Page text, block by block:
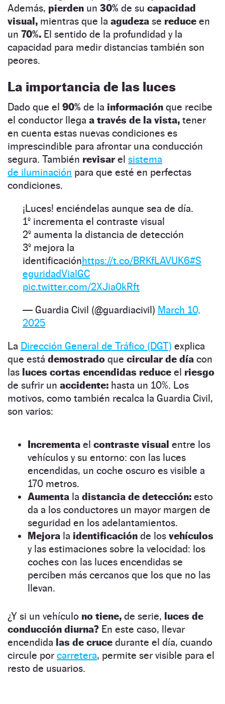
Además, pierden un 30% de su capacidad
visual, mientras que la agudeza se reduce en
un 70%. El sentido de la profundidad y la
capacidad para medir distancias también son
peores.
La importancia de las luces
Dado que el 90% de la información que recibe
el conductor llega a través de la vista, tener
en cuenta estas nuevas condiciones es
imprescindible para afrontar una conducción
segura. También revisarel sistema
de iluminación para que esté en perfectas
condiciones.
¡Luces! enciéndelas aunque sea de día.
1º incrementa el contraste visual
2º aumenta la distancia de detección
3º mejora la
identificaciónhttps://t.co/BRKfLAVUK6#S
eguridadVialGC
pic.twitter.com/2XJia0kRft
— Guardia Civil (@guardiacivil) March 10,
2025
La Dirección General de Tráfico (DGT) explica
que está demostrado que circular de día con
las luces cortas encendidas reduce el riesgo
de sufrir un accidente: hasta un 10%. Los
motivos, como también recalca la Guardia Civil,
son varios:
Incrementa el contraste visual entre los
vehículos y su entorno: con las luces
encendidas, un coche oscuro es visible a
170 metros.
Aumenta la distancia de detección: esto
da a los conductores un mayor margen de
seguridad en los adelantamientos.
Mejora la identificación de los vehículos
y las estimaciones sobre la velocidad: los
coches con las luces encendidas se
perciben más cercanos que los que no las
llevan.
¿Y si un vehículo no tiene, de serie, luces de
conducción diurna? En este caso, llevar
encendida las de cruce durante el día, cuando
circule por carretera, permite ser visible para el
resto de usuarios.